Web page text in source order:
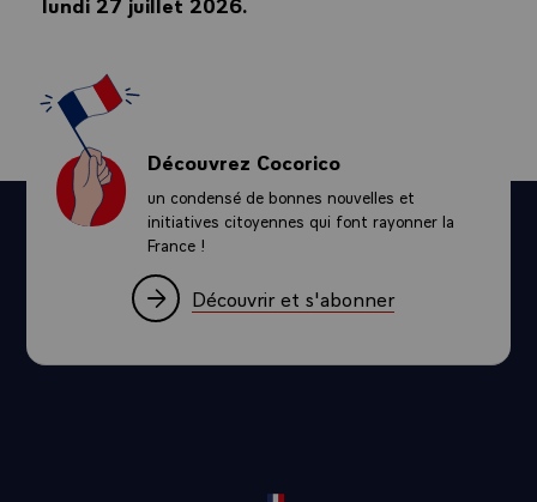
Découvrez Cocorico
un condensé de bonnes nouvelles et
initiatives citoyennes qui font rayonner la
France !
Découvrir et s'abonner